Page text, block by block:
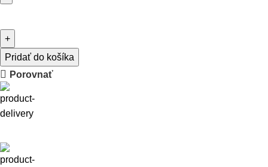
Pridať do košíka
Porovnať